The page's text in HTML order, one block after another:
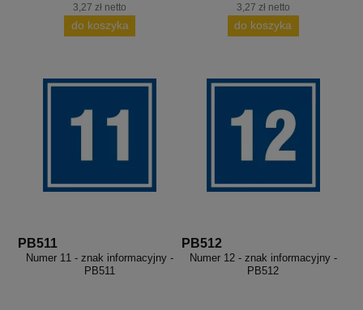
3,27 zł netto
do koszyka
3,27 zł netto
do koszyka
PB511
Numer 11 - znak informacyjny -
PB511
PB512
Numer 12 - znak informacyjny -
PB512